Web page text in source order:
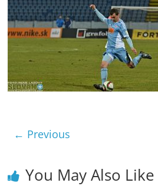
← Previous
You May Also Like